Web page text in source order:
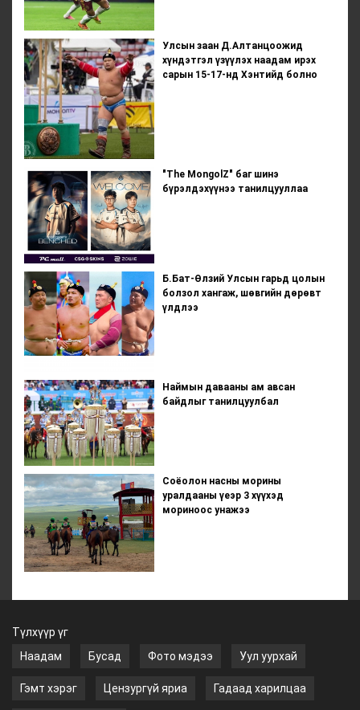
Улсын заан Д.Алтанцоожид
хүндэтгэл үзүүлэх наадам ирэх
сарын 15-17-нд Хэнтийд болно
"The MongolZ" баг шинэ
бүрэлдэхүүнээ танилцууллаа
Б.Бат-Өлзий Улсын гарьд цолын
болзол хангаж, шөвгийн дөрөвт
үлдлээ
Наймын давааны ам авсан
байдлыг танилцуулбал
Соёолон насны морины
уралдааны үеэр 3 хүүхэд
мориноос унажээ
Түлхүүр үг
Наадам
Бусад Фото мэдээ Уул уурхай
Гэмт хэрэг Цензургүй яриа Гадаад харилцаа